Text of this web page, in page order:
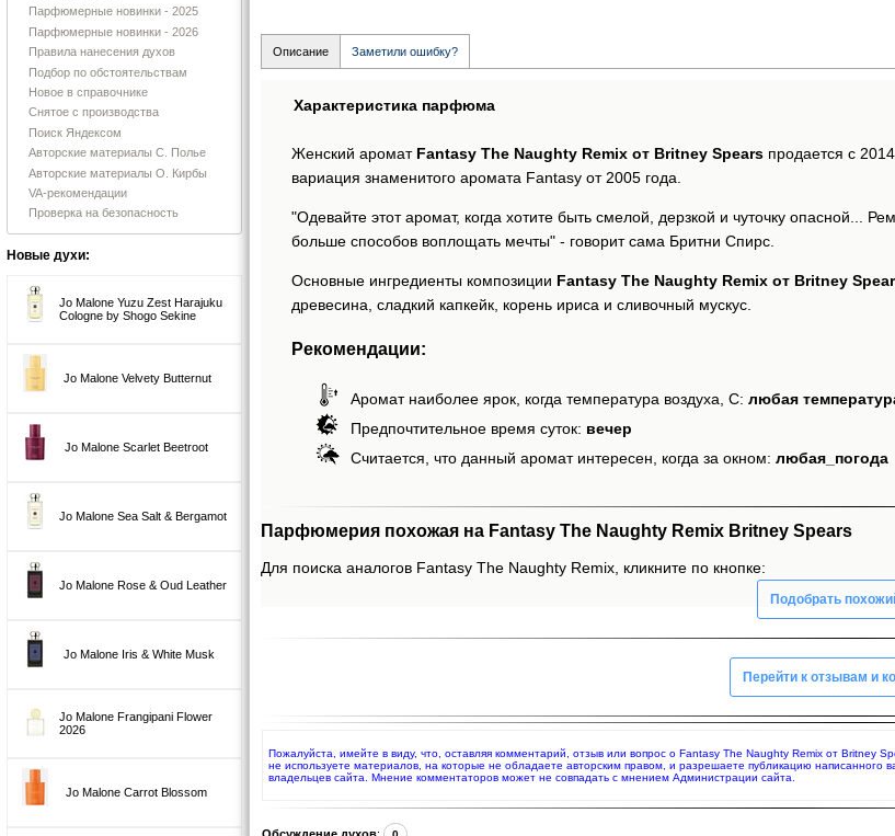
Парфюмерные новинки - 2025
Парфюмерные новинки - 2026
Правила нанесения духов
Подбор по обстоятельствам
Новое в справочнике
Снятое с производства
Поиск Яндексом
Авторские материалы С. Полье
Авторские материалы О. Кирбы
VA-рекомендации
Проверка на безопасность
Новые духи:
Jo Malone Yuzu Zest Harajuku
Cologne by Shogo Sekine
Jo Malone Velvety Butternut
Jo Malone Scarlet Beetroot
Jo Malone Sea Salt & Bergamot
Jo Malone Rose & Oud Leather
Jo Malone Iris & White Musk
Jo Malone Frangipani Flower
2026
Jo Malone Carrot Blossom
Описание Заметили ошибку?
Характеристика парфюма
Женский аромат Fantasy The Naughty Remix от Britney Spears продается с
вариация знаменитого аромата Fantasy от 2005 года.
"Одевайте этот аромат, когда хотите быть смелой, дерзкой и чуточку опасной...
больше способов воплощать мечты" - говорит сама Бритни Спирс.
Основные ингредиенты композиции Fantasy The Naughty Remix от Britney
древесина, сладкий капкейк, корень ириса и сливочный мускус.
Рекомендации:
Аромат наиболее ярок, когда температура воздуха, С: любая
Предпочтительное время суток: вечер
Считается, что данный аромат интересен, когда за окном: любая_погода
Парфюмерия похожая на Fantasy The Naughty Remix Britney Spears
Для поиска аналогов Fantasy The Naughty Remix, кликните по кнопке:
Подобрать
Перейти к отзывам и
Пожалуйста, имейте в виду, что, оставляя комментарий, отзыв или вопрос о Fantasy The Naughty Remix от Britney
не используете материалов, на которые не обладаете авторским правом, и разрешаете публикацию написанного
владельцев сайта. Мнение комментаторов может не совпадать с мнением Администрации сайта.